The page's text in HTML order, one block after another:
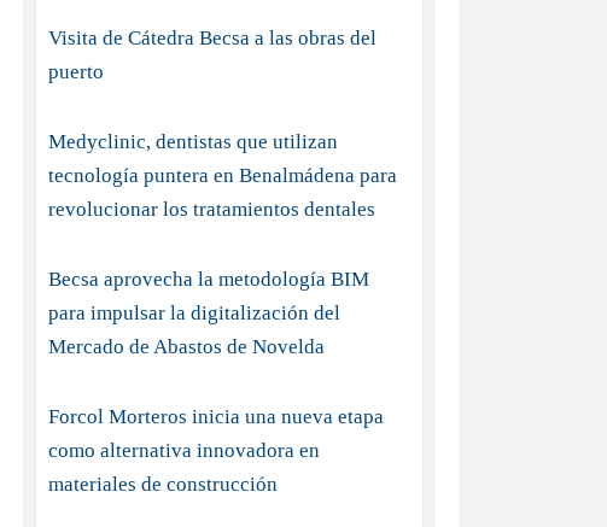
Visita de Cátedra Becsa a las obras del
puerto
Medyclinic, dentistas que utilizan
tecnología puntera en Benalmádena para
revolucionar los tratamientos dentales
Becsa aprovecha la metodología BIM
para impulsar la digitalización del
Mercado de Abastos de Novelda
Forcol Morteros inicia una nueva etapa
como alternativa innovadora en
materiales de construcción